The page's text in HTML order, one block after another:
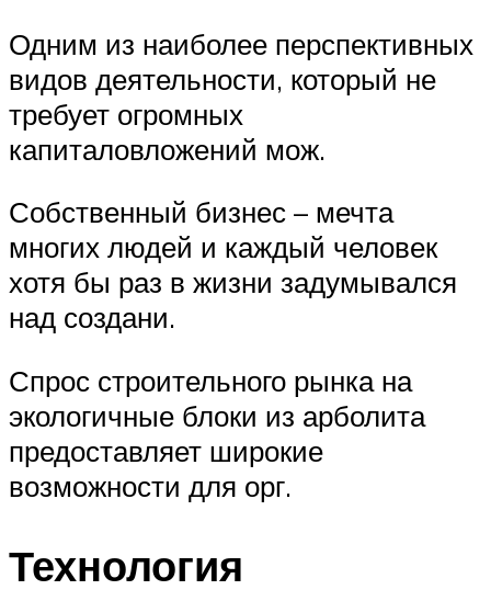
Одним из наиболее перспективных
видов деятельности, который не
требует огромных
капиталовложений мож.
Собственный бизнес – мечта
многих людей и каждый человек
хотя бы раз в жизни задумывался
над создани.
Спрос строительного рынка на
экологичные блоки из арболита
предоставляет широкие
возможности для орг.
Технология